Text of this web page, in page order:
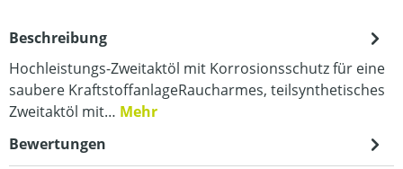
Beschreibung
Hochleistungs-Zweitaktöl mit Korrosionsschutz für eine
saubere KraftstoffanlageRaucharmes, teilsynthetisches
Zweitaktöl mit… Mehr
Bewertungen